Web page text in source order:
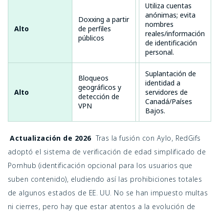
Alto
Doxxing a partir
de perfiles
públicos
Exposición de la
privacidad si se
comparte en
exceso
Utiliza cuentas
anónimas; evita
nombres
reales/información
de identificación
personal.
Alto
Bloqueos
geográficos y
detección de
VPN
Acceso
denegado en
áreas
restringidas
Suplantación de
identidad a
servidores de
Canadá/Países
Bajos.
Actualización de 2026 Tras la fusión con Aylo, RedGifs
adoptó el sistema de verificación de edad simplificado de
Pornhub (identificación opcional para los usuarios que
suben contenido), eludiendo así las prohibiciones totales
de algunos estados de EE. UU. No se han impuesto multas
ni cierres, pero hay que estar atentos a la evolución de